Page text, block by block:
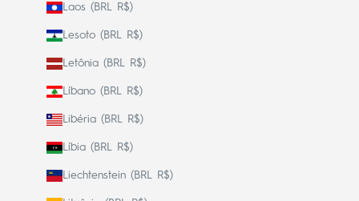
Laos (BRL R$)
Lesoto (BRL R$)
Letônia (BRL R$)
Líbano (BRL R$)
Libéria (BRL R$)
Líbia (BRL R$)
Liechtenstein (BRL R$)